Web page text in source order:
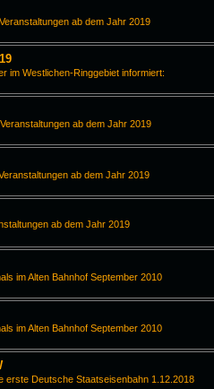
ab dem Jahr 2019
im Westlichen-Ringgebiet informiert:
ab dem Jahr 2019
ab dem Jahr 2019
ab dem Jahr 2019
im Alten Bahnhof September 2010
im Alten Bahnhof September 2010
erste Deutsche Staatseisenbahn 1.12.2018